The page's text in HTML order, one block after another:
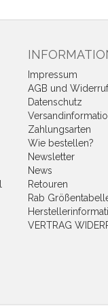
Impressum
AGB und
Datenschutz
Zahlungsarten
Wie bestellen?
Newsletter
News
Retouren
Rab
VERTRAG